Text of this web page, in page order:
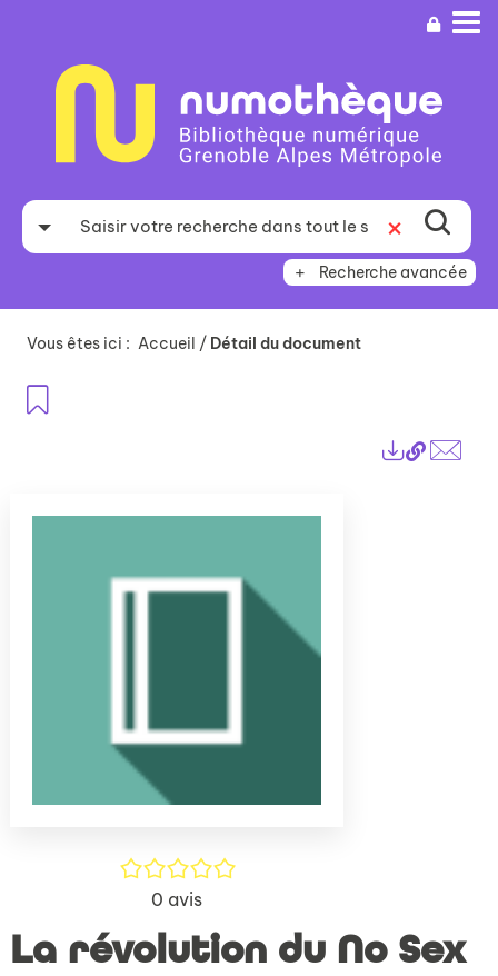
recherche
Recherche avancée
Vous êtes ici : Accueil / Détail du document
Lien
/5
0 avis
La révolution du No Sex